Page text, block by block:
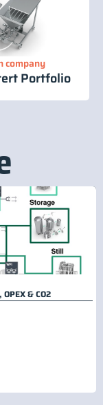
company
Portfolio
& CO2